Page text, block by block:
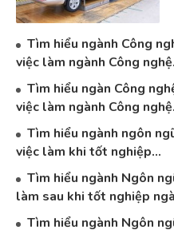
Tìm hiểu ngành Công
việc làm ngành Công
Tìm hiểu ngàn Công
việc làm ngành Công
Tìm hiểu ngành ngôn
việc làm khi tốt nghiệp...
Tìm hiểu ngành Ngôn
làm sau khi tốt nghiệp
Tìm hiểu ngành Ngôn